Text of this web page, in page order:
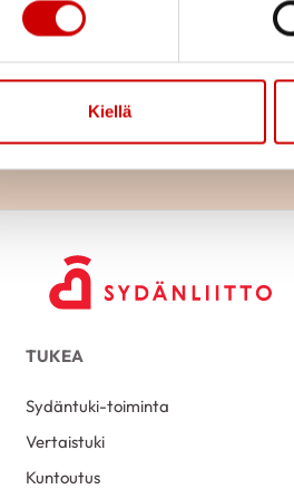
Kiellä
Julkaistu 15.12.2025
TUKEA
Sydäntuki-toiminta
Vertaistuki
Kuntoutus